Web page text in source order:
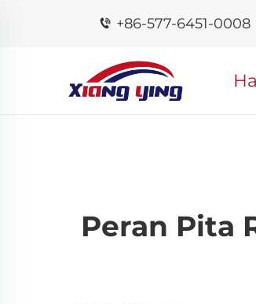
+86-577-6451-0008
Peran Pita